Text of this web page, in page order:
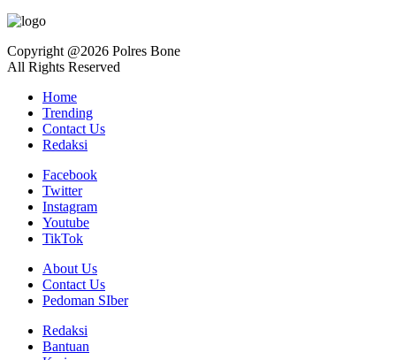
Copyright @2026 Polres Bone
All Rights Reserved
Home
Trending
Contact Us
Redaksi
Facebook
Twitter
Instagram
Youtube
TikTok
About Us
Contact Us
Pedoman SIber
Redaksi
Bantuan